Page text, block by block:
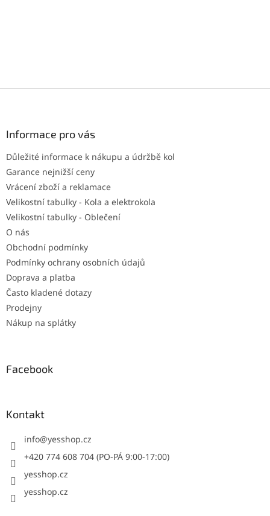
Informace pro vás
Důležité informace k nákupu a údržbě kol
Garance nejnižší ceny
Vrácení zboží a reklamace
Velikostní tabulky - Kola a elektrokola
Velikostní tabulky - Oblečení
O nás
Obchodní podmínky
Podmínky ochrany osobních údajů
Doprava a platba
Často kladené dotazy
Prodejny
Nákup na splátky
Facebook
Kontakt
info@yesshop.cz
+420 774 608 704 (PO-PÁ 9:00-17:00)
yesshop.cz
yesshop.cz